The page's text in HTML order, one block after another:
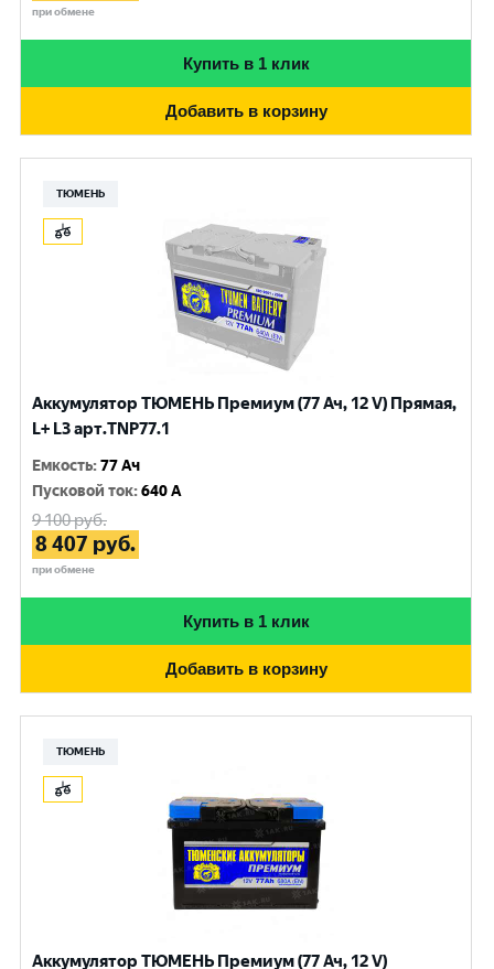
при обмене
Купить в 1 клик
Добавить в корзину
ТЮМЕНЬ
Аккумулятор ТЮМЕНЬ Премиум (77 Ач, 12 V) Прямая,
L+ L3 арт.TNP77.1
Емкость:77 Ач
Пусковой ток:640 A
9 100руб.
8 407 руб.
при обмене
Купить в 1 клик
Добавить в корзину
ТЮМЕНЬ
Аккумулятор ТЮМЕНЬ Премиум (77 Ач, 12 V)